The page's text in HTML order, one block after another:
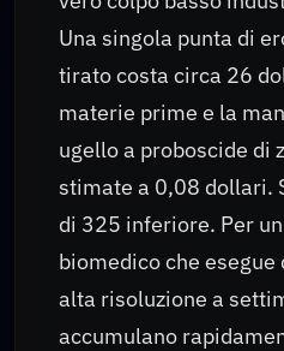
Una singola punta di
tirato costa circa 26
materie prime e la
ugello a proboscide di
stimate a 0,08 dollari.
di 325 inferiore. Per
biomedico che
alta risoluzione a
accumulano